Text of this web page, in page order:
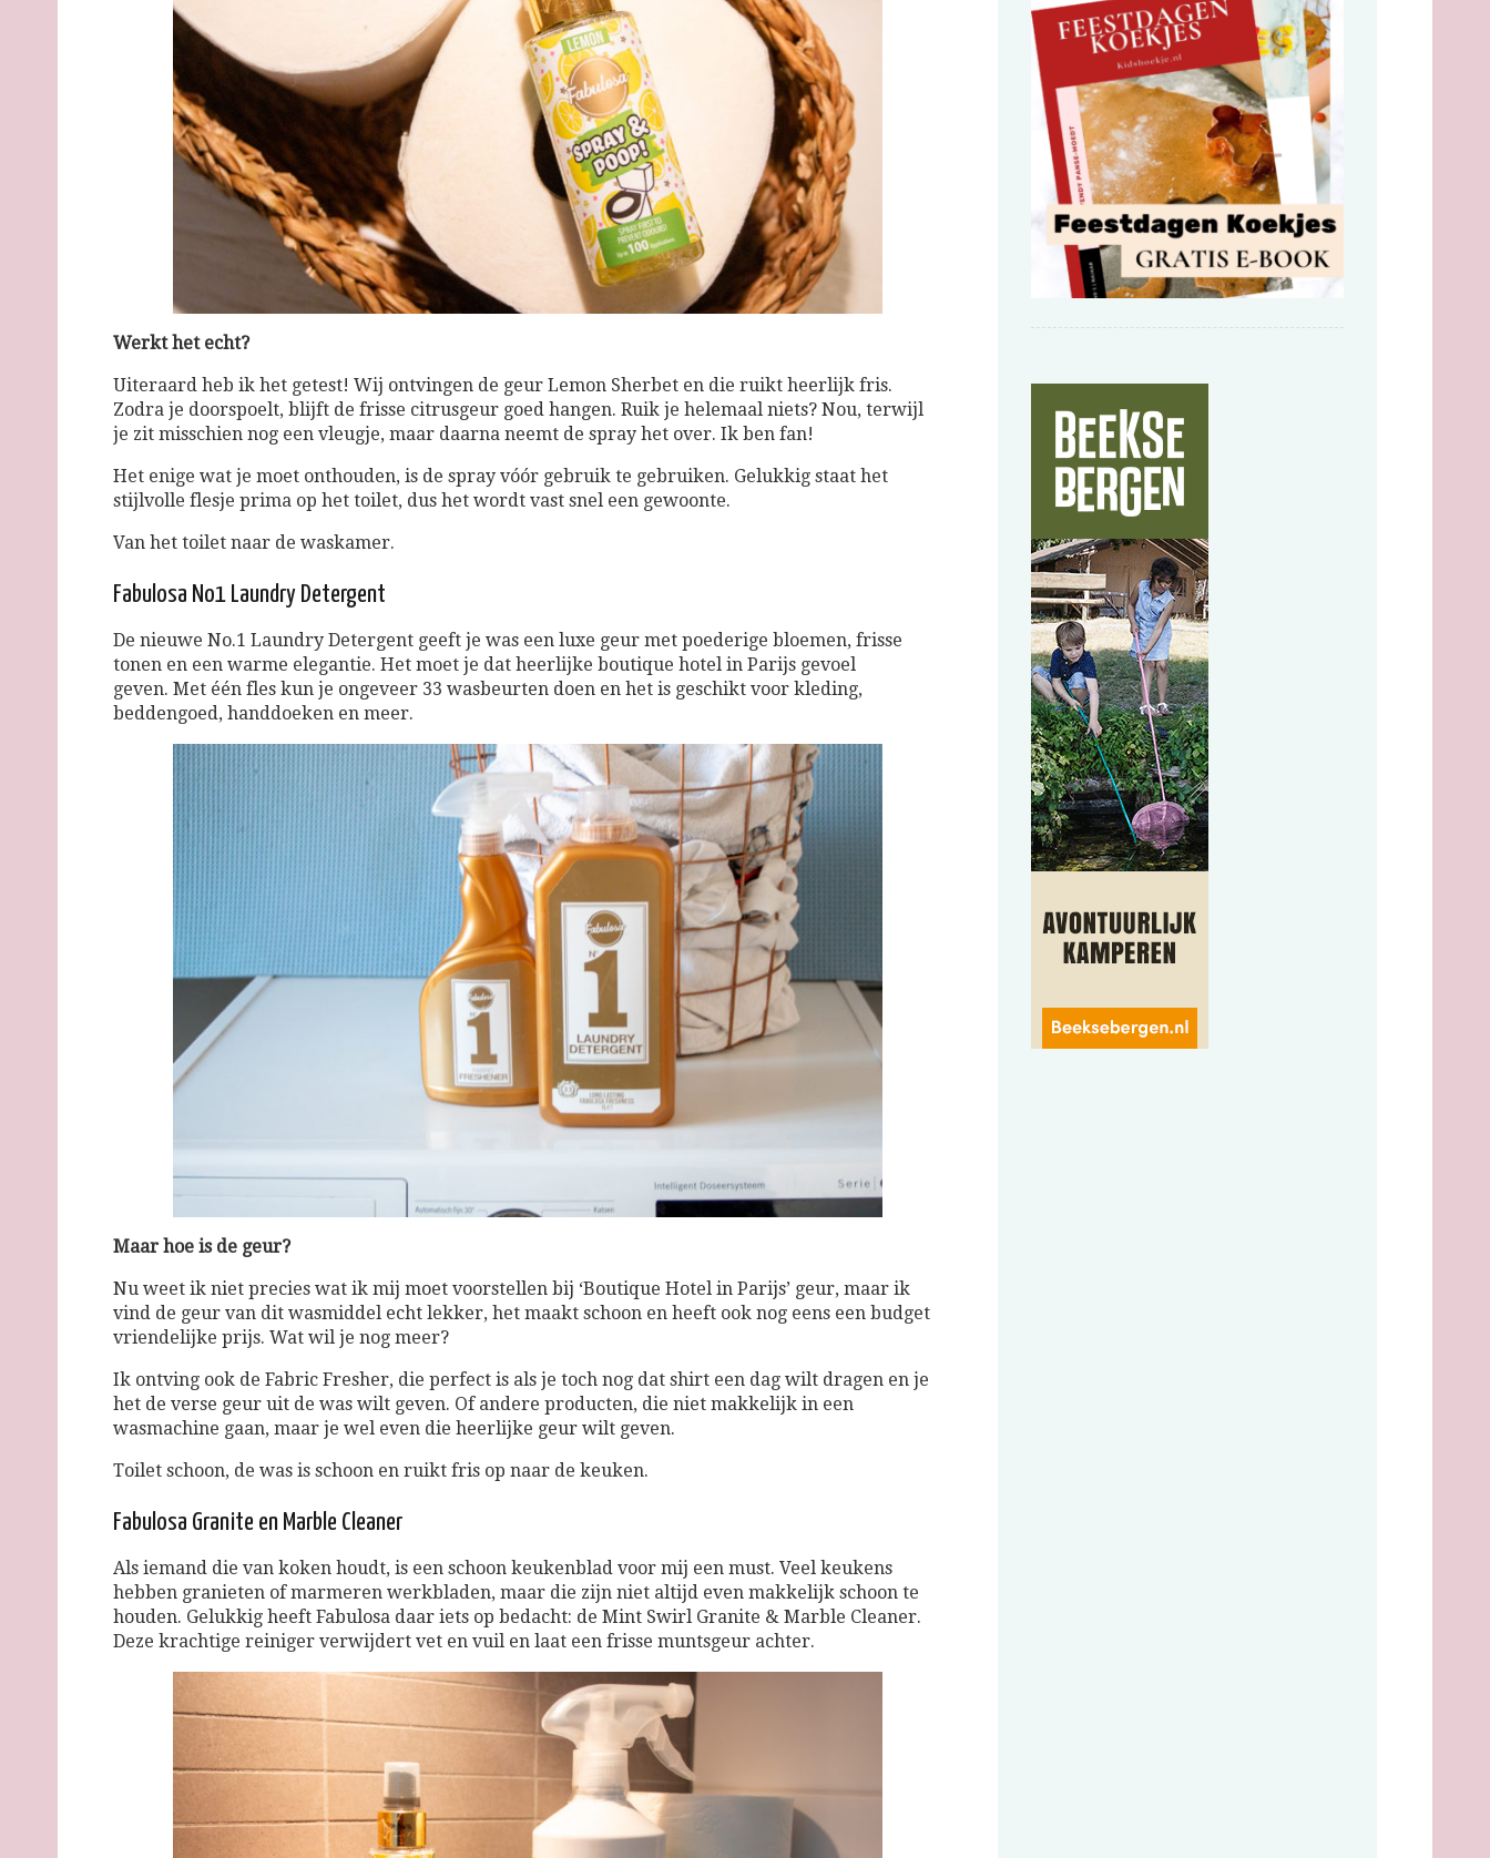
Werkt het echt?
Uiteraard heb ik het getest! Wij ontvingen de geur Lemon Sherbet en die ruikt heerlijk fris.
Zodra je doorspoelt, blijft de frisse citrusgeur goed hangen. Ruik je helemaal niets? Nou, terwijl
je zit misschien nog een vleugje, maar daarna neemt de spray het over. Ik ben fan!
Het enige wat je moet onthouden, is de spray vóór gebruik te gebruiken. Gelukkig staat het
stijlvolle flesje prima op het toilet, dus het wordt vast snel een gewoonte.
Van het toilet naar de waskamer.
Fabulosa No1 Laundry Detergent
De nieuwe No.1 Laundry Detergent geeft je was een luxe geur met poederige bloemen, frisse
tonen en een warme elegantie. Het moet je dat heerlijke boutique hotel in Parijs gevoel
geven. Met één fles kun je ongeveer 33 wasbeurten doen en het is geschikt voor kleding,
beddengoed, handdoeken en meer.
Maar hoe is de geur?
Nu weet ik niet precies wat ik mij moet voorstellen bij ‘Boutique Hotel in Parijs’ geur, maar ik
vind de geur van dit wasmiddel echt lekker, het maakt schoon en heeft ook nog eens een budget
vriendelijke prijs. Wat wil je nog meer?
Ik ontving ook de Fabric Fresher, die perfect is als je toch nog dat shirt een dag wilt dragen en je
het de verse geur uit de was wilt geven. Of andere producten, die niet makkelijk in een
wasmachine gaan, maar je wel even die heerlijke geur wilt geven.
Toilet schoon, de was is schoon en ruikt fris op naar de keuken.
Fabulosa Granite en Marble Cleaner
Als iemand die van koken houdt, is een schoon keukenblad voor mij een must. Veel keukens
hebben granieten of marmeren werkbladen, maar die zijn niet altijd even makkelijk schoon te
houden. Gelukkig heeft Fabulosa daar iets op bedacht: de Mint Swirl Granite & Marble Cleaner.
Deze krachtige reiniger verwijdert vet en vuil en laat een frisse muntsgeur achter.